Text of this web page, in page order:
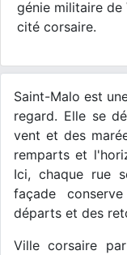
génie militaire de
cité corsaire.
Saint-Malo est
regard. Elle se
vent et des
remparts et
Ici, chaque rue
façade
départs et des
Ville corsaire